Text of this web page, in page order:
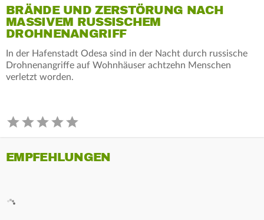
BRÄNDE UND ZERSTÖRUNG NACH
MASSIVEM RUSSISCHEM
DROHNENANGRIFF
In der Hafenstadt Odesa sind in der Nacht durch russische
Drohnenangriffe auf Wohnhäuser achtzehn Menschen
verletzt worden.
EMPFEHLUNGEN